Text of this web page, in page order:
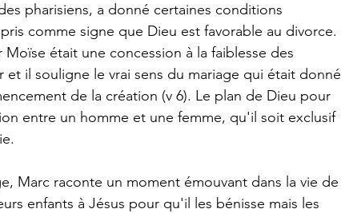
pharisiens, a donné certaines conditions
comme signe que Dieu est favorable au divorce.
était une concession à la faiblesse des
et il souligne le vrai sens du mariage qui était donné
de la création (v 6). Le plan de Dieu pour
entre un homme et une femme, qu'il soit exclusif
Marc raconte un moment émouvant dans la vie de
enfants à Jésus pour qu'il les bénisse mais les